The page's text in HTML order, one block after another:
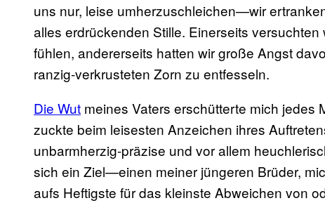
uns nur, leise umherzuschleichen—wir
alles erdrückenden Stille. Einerseits
fühlen, andererseits hatten wir große Angst
ranzig-verkrusteten Zorn zu entfesseln.
Die Wut meines Vaters erschütterte mich jedes
zuckte beim leisesten Anzeichen ihres
unbarmherzig-präzise und vor allem
sich ein Ziel—einen meiner jüngeren Brüder,
aufs Heftigste für das kleinste Abweichen von